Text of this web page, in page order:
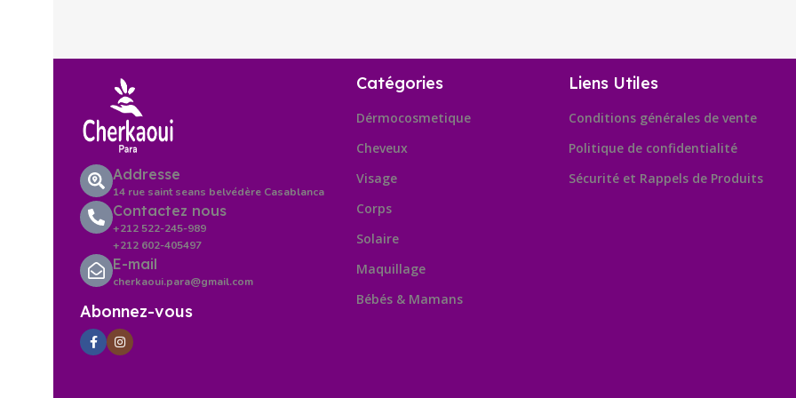
Addresse
14 rue saint seans belvédère Casablanca
Contactez nous
+212 522-245-989
+212 602-405497
E-mail
cherkaoui.para@gmail.com
Abonnez-vous
Catégories
Dérmocosmetique
Cheveux
Visage
Corps
Solaire
Maquillage
Bébés & Mamans
Liens Utiles
Conditions générales de vente
Politique de confidentialité
Sécurité et Rappels de Produits